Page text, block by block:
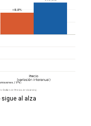
sigue al alza